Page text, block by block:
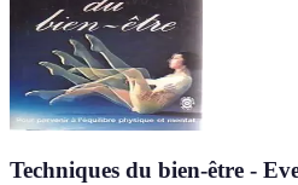
Techniques du bien-être -